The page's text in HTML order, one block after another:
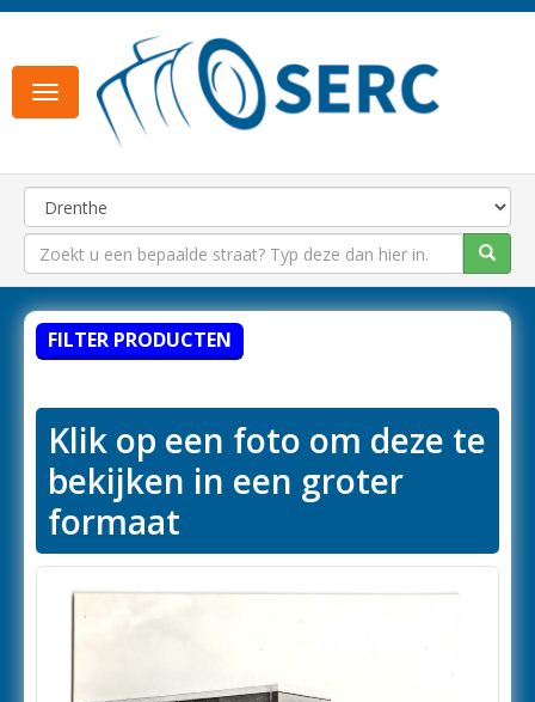
Toggle
navigation
FILTER PRODUCTEN
Klik op een foto om deze te
bekijken in een groter
formaat